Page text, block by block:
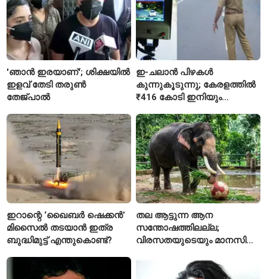
'ഞാൻ ഇരയാണ്'; ശിക്ഷയിൽ
ഇളവ് തേടി തരുണ്‍
തേജ്പാൽ
ഇ-ചലാൻ പിഴകൾ
കുന്നുകൂടുന്നു; കേരളത്തിൽ
₹416 കോടി ഇനിയും
ഇറാന്റെ ‘ഖൈബർ ഷെക്കൻ’
മിസൈൽ തടയാൻ ഇത്ര
ബുദ്ധിമുട്ട് എന്തുകൊണ്ട്?
തല ആട്ടുന്ന ആന
സന്തോഷത്തിലല്ല;
വിരസതയുടെയും മാനസിക
ലക്ഷണമെന്ന് വിദഗ്ധർ